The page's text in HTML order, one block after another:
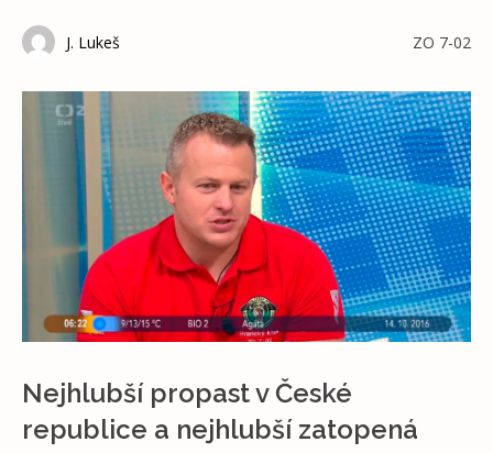
J. Lukeš ZO 7-02
Nejhlubší propast v České
republice a nejhlubší zatopená